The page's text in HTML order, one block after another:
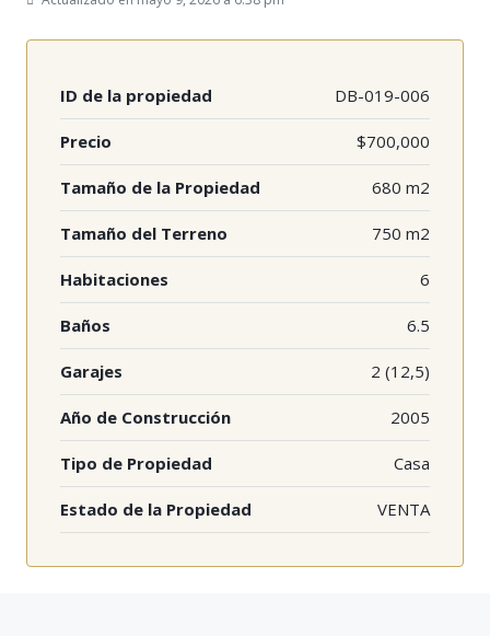
ID de la propiedad DB-019-006
Precio $700,000
Tamaño de la Propiedad 680 m2
Tamaño del Terreno 750 m2
Habitaciones 6
Baños 6.5
Garajes 2 (12,5)
Año de Construcción 2005
Tipo de Propiedad Casa
Estado de la Propiedad VENTA